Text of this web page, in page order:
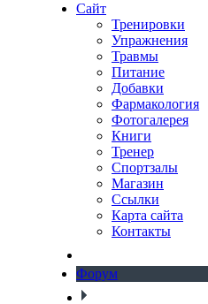
Сайт
Тренировки
Упражнения
Травмы
Питание
Добавки
Фармакология
Фотогалерея
Книги
Тренер
Спортзалы
Магазин
Ссылки
Карта сайта
Контакты
Форум